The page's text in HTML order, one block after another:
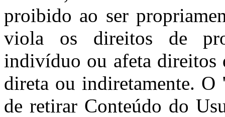
proibido ao ser
viola os direitos de
indivíduo ou afeta direitos
direta ou indiretamente.
de retirar Conteúdo do